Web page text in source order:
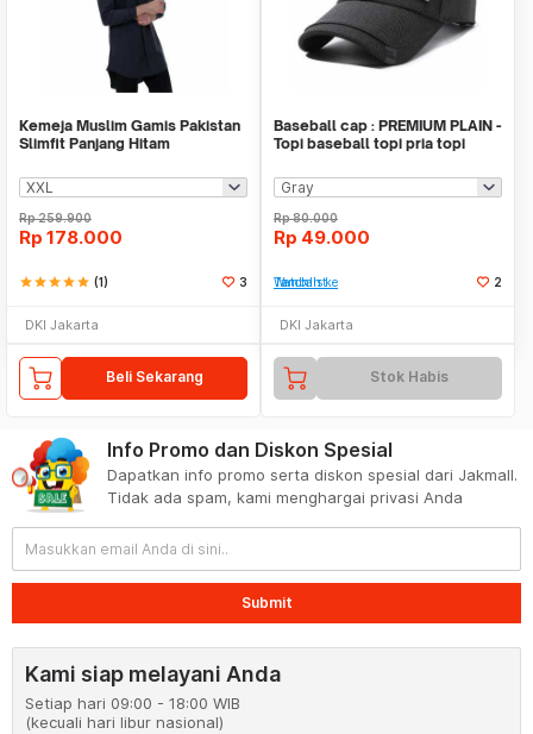
Kemeja Muslim Gamis Pakistan
Slimfit Panjang Hitam
Rp259.900
Rp 178.000
starstarstarstarstar (1) 3
DKI Jakarta
Beli Sekarang
Baseball cap : PREMIUM PLAIN -
Topi baseball topi pria topi
Rp80.000
Rp 49.000
Tambah ke Watchlist 2
DKI Jakarta
Stok Habis
Info Promo dan Diskon Spesial
Dapatkan info promo serta diskon spesial dari Jakmall.
Tidak ada spam, kami menghargai privasi Anda
Submit
Kami siap melayani Anda
Setiap hari 09:00 - 18:00 WIB
(kecuali hari libur nasional)